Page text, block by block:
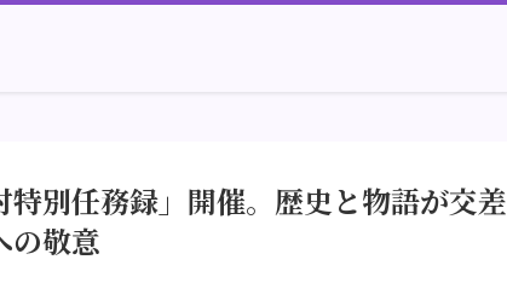
別任務録」開催。歴史と物語が交差
の敬意